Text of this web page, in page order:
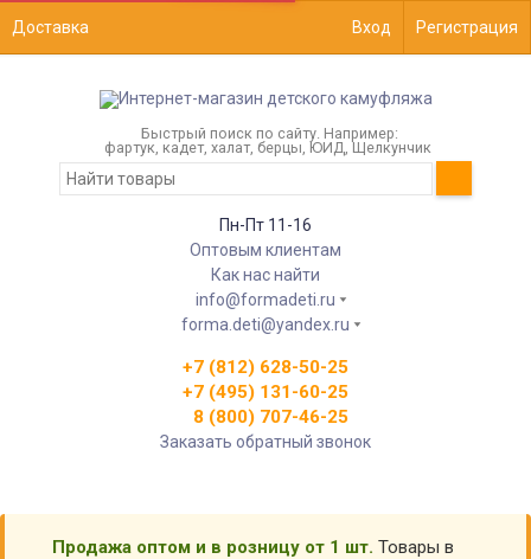
Доставка Вход Регистрация
Быстрый поиск по сайту. Например:
фартук, кадет, халат, берцы, ЮИД, Щелкунчик
Пн-Пт 11-16
Оптовым клиентам
Как нас найти
info@formadeti.ru
forma.deti@yandex.ru
+7 (812) 628-50-25
+7 (495) 131-60-25
8 (800) 707-46-25
Заказать обратный звонок
Продажа оптом и в розницу от 1 шт. Товары в